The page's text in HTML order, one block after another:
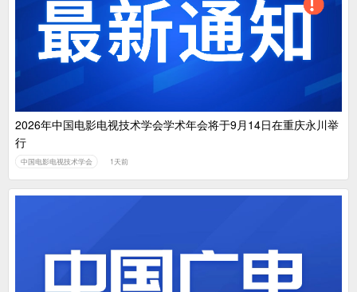
2026年中国电影电视技术学会学术年会将于9月14日在重庆永川举
行
中国电影电视技术学会 1天前